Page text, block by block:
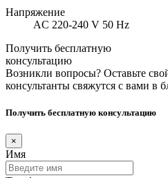
Напряжение
AC 220-240 V 50 Hz
Получить бесплатную
консультацию
Возникли вопросы? Оставьте
консультанты свяжутся с вами в
Получить бесплатную консультацию
×
Имя